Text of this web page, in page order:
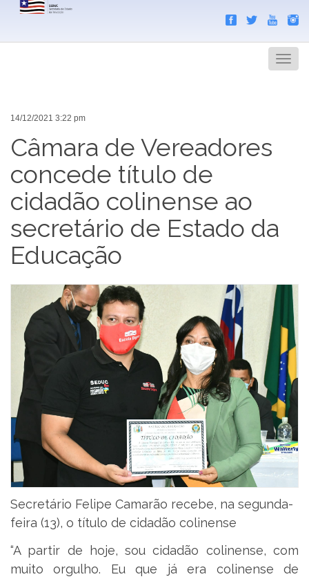
Menu
14/12/2021 3:22 pm
Câmara de Vereadores
concede título de
cidadão colinense ao
secretário de Estado da
Educação
Secretário Felipe Camarão recebe, na segunda-
feira (13), o título de cidadão colinense
“A partir de hoje, sou cidadão colinense, com
muito orgulho. Eu que já era colinense de